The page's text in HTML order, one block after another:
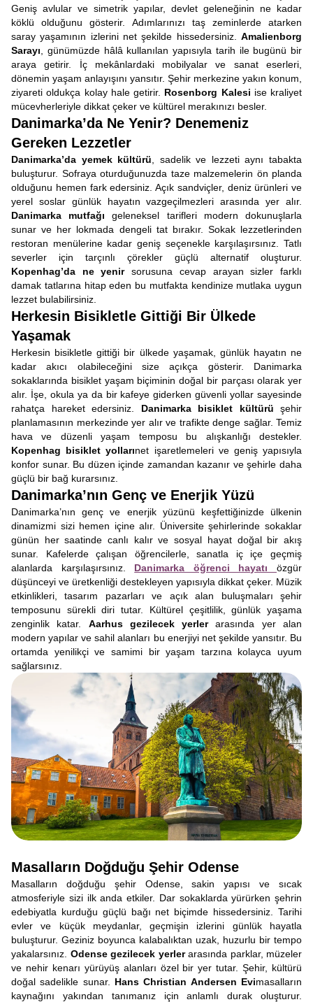
Geniş avlular ve simetrik yapılar, devlet geleneğinin ne kadar
köklü olduğunu gösterir. Adımlarınızı taş zeminlerde atarken
saray yaşamının izlerini net şekilde hissedersiniz. Amalienborg
Sarayı , günümüzde hâlâ kullanılan yapısıyla tarih ile bugünü bir
araya getirir. İç mekânlardaki mobilyalar ve sanat eserleri,
dönemin yaşam anlayışını yansıtır. Şehir merkezine yakın konum,
ziyareti oldukça kolay hale getirir. Rosenborg Kalesi ise kraliyet
mücevherleriyle dikkat çeker ve kültürel merakınızı besler.
Danimarka’da Ne Yenir? Denemeniz
Gereken Lezzetler
Danimarka’da yemek kültürü , sadelik ve lezzeti aynı tabakta
buluşturur. Sofraya oturduğunuzda taze malzemelerin ön planda
olduğunu hemen fark edersiniz. Açık sandviçler, deniz ürünleri ve
yerel soslar günlük hayatın vazgeçilmezleri arasında yer alır.
Danimarka mutfağı geleneksel tarifleri modern dokunuşlarla
sunar ve her lokmada dengeli tat bırakır. Sokak lezzetlerinden
restoran menülerine kadar geniş seçenekle karşılaşırsınız. Tatlı
severler için tarçınlı çörekler güçlü alternatif oluşturur.
Kopenhag’da ne yenirsorusuna cevap arayan sizler farklı
damak tatlarına hitap eden bu mutfakta kendinize mutlaka uygun
lezzet bulabilirsiniz.
Herkesin Bisikletle Gittiği Bir Ülkede
Yaşamak
Herkesin bisikletle gittiği bir ülkede yaşamak, günlük hayatın ne
kadar akıcı olabileceğini size açıkça gösterir. Danimarka
sokaklarında bisiklet yaşam biçiminin doğal bir parçası olarak yer
alır. İşe, okula ya da bir kafeye giderken güvenli yollar sayesinde
rahatça hareket edersiniz. Danimarka bisiklet kültürü şehir
planlamasının merkezinde yer alır ve trafikte denge sağlar. Temiz
hava ve düzenli yaşam temposu bu alışkanlığı destekler.
Kopenhag bisiklet yollarınet işaretlemeleri ve geniş yapısıyla
konfor sunar. Bu düzen içinde zamandan kazanır ve şehirle daha
güçlü bir bağ kurarsınız.
Danimarka’nın Genç ve Enerjik Yüzü
Danimarka’nın genç ve enerjik yüzünü keşfettiğinizde ülkenin
dinamizmi sizi hemen içine alır. Üniversite şehirlerinde sokaklar
günün her saatinde canlı kalır ve sosyal hayat doğal bir akış
sunar. Kafelerde çalışan öğrencilerle, sanatla iç içe geçmiş
alanlarda karşılaşırsınız. Danimarka öğrenci hayatıözgür
düşünceyi ve üretkenliği destekleyen yapısıyla dikkat çeker. Müzik
etkinlikleri, tasarım pazarları ve açık alan buluşmaları şehir
temposunu sürekli diri tutar. Kültürel çeşitlilik, günlük yaşama
zenginlik katar. Aarhus gezilecek yerlerarasında yer alan
modern yapılar ve sahil alanları bu enerjiyi net şekilde yansıtır. Bu
ortamda yenilikçi ve samimi bir yaşam tarzına kolayca uyum
sağlarsınız.
Masalların Doğduğu Şehir Odense
Masalların doğduğu şehir Odense, sakin yapısı ve sıcak
atmosferiyle sizi ilk anda etkiler. Dar sokaklarda yürürken şehrin
edebiyatla kurduğu güçlü bağı net biçimde hissedersiniz. Tarihi
evler ve küçük meydanlar, geçmişin izlerini günlük hayatla
buluşturur. Geziniz boyunca kalabalıktan uzak, huzurlu bir tempo
yakalarsınız. Odense gezilecek yerlerarasında parklar, müzeler
ve nehir kenarı yürüyüş alanları özel bir yer tutar. Şehir, kültürü
doğal sadelikle sunar. Hans Christian Andersen Evimasalların
kaynağını yakından tanımanız için anlamlı durak oluşturur.